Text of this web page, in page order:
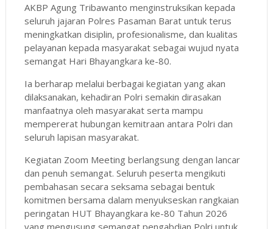
AKBP Agung Tribawanto menginstruksikan kepada
seluruh jajaran Polres Pasaman Barat untuk terus
meningkatkan disiplin, profesionalisme, dan kualitas
pelayanan kepada masyarakat sebagai wujud nyata
semangat Hari Bhayangkara ke-80.
Ia berharap melalui berbagai kegiatan yang akan
dilaksanakan, kehadiran Polri semakin dirasakan
manfaatnya oleh masyarakat serta mampu
mempererat hubungan kemitraan antara Polri dan
seluruh lapisan masyarakat.
Kegiatan Zoom Meeting berlangsung dengan lancar
dan penuh semangat. Seluruh peserta mengikuti
pembahasan secara seksama sebagai bentuk
komitmen bersama dalam menyukseskan rangkaian
peringatan HUT Bhayangkara ke-80 Tahun 2026
yang mengusung semangat pengabdian Polri untuk